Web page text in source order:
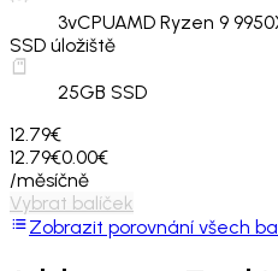
3vCPUAMD Ryzen 9
SSD úložiště
25GB SSD
12.79€
12.79€0.00€
/měsíčně
Vybrat balíček
Zobrazit porovnání všech